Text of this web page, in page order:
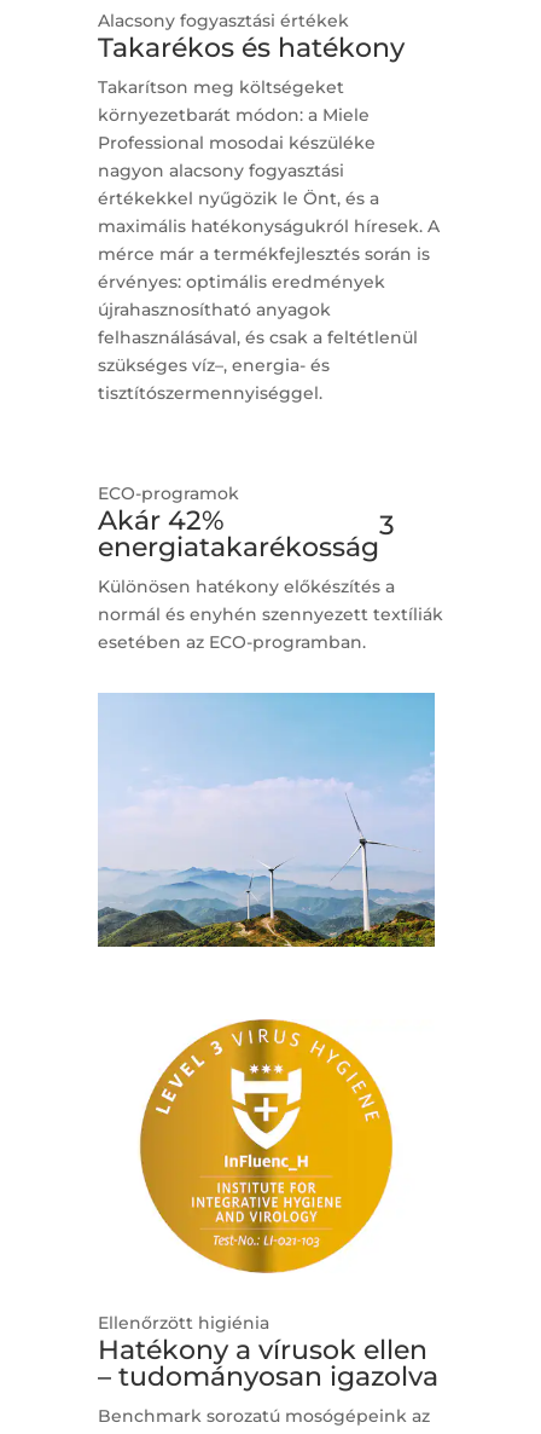
Alacsony fogyasztási értékek
Takarékos és hatékony
Takarítson meg költségeket
környezetbarát módon: a Miele
Professional mosodai készüléke
nagyon alacsony fogyasztási
értékekkel nyűgözik le Önt, és a
maximális hatékonyságukról híresek. A
mérce már a termékfejlesztés során is
érvényes: optimális eredmények
újrahasznosítható anyagok
felhasználásával, és csak a feltétlenül
szükséges víz–, energia- és
tisztítószermennyiséggel.
ECO-programok
Akár 42%
energiatakarékosság
3
Különösen hatékony előkészítés a
normál és enyhén szennyezett textíliák
esetében az ECO-programban.
Ellenőrzött higiénia
Hatékony a vírusok ellen
– tudományosan igazolva
Benchmark sorozatú mosógépeink az